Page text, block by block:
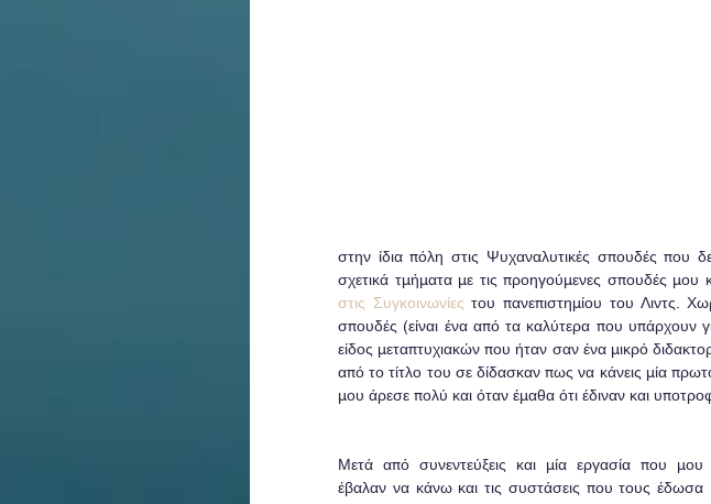
στην ίδια πόλη στις Ψυχαναλυτικές σπουδές που
σχετικά τμήματα με τις προηγούμενες σπουδές μου
στις Συγκοινωνίες του πανεπιστημίου του Λιντς.
σπουδές (είναι ένα από τα καλύτερα που υπάρχουν
είδος μεταπτυχιακών που ήταν σαν ένα μικρό
από το τίτλο του σε δίδασκαν πως να κάνεις μία
μου άρεσε πολύ και όταν έμαθα ότι έδιναν και
Μετά από συνεντεύξεις και μία εργασία που μου
έβαλαν να κάνω και τις συστάσεις που τους έδωσα